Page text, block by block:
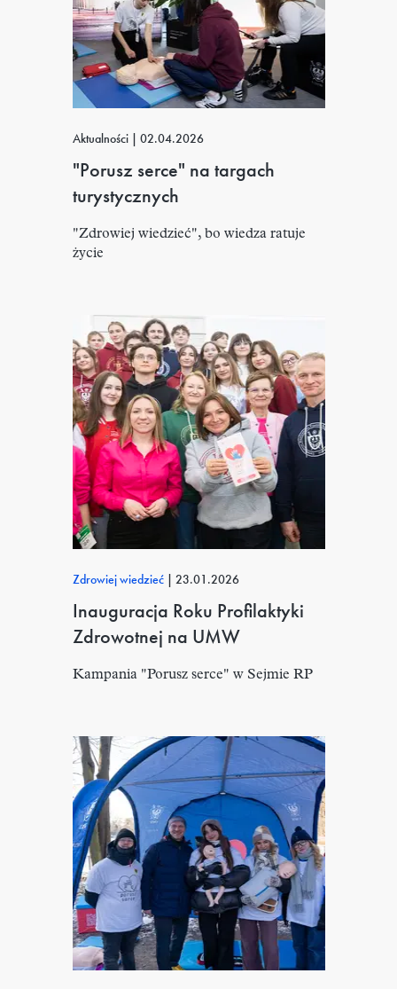
Aktualności | 02.04.2026
"Porusz serce" na targach
turystycznych
"Zdrowiej wiedzieć", bo wiedza ratuje
życie
Zdrowiej wiedzieć | 23.01.2026
Inauguracja Roku Profilaktyki
Zdrowotnej na UMW
Kampania "Porusz serce" w Sejmie RP